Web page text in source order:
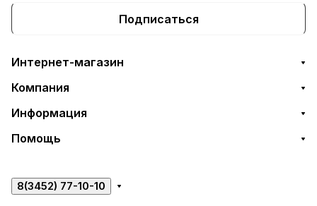
Подписаться
Интернет-магазин
Компания
Информация
Помощь
8(3452) 77-10-10